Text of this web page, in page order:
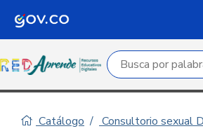
Campo de
Catálogo Consultorio sexual